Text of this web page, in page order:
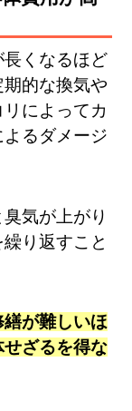
くなるほど
的な換気や
によってカ
るダメージ
気が上がり
り返すこと
が難しいほ
ざるを得な